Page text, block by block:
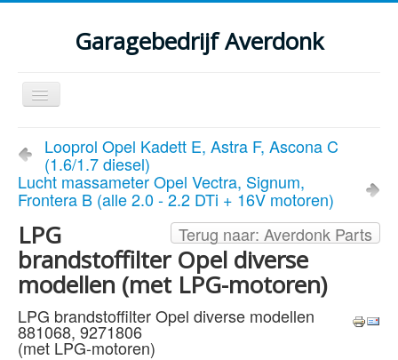
Garagebedrijf Averdonk
Schakelen
navigatie
Welkom
Klassiekers en restauratie verslagen
Diensten
Parts
Occasions
Kenteken gegevens opvragen
Contact
Looprol Opel Kadett E, Astra F, Ascona C
(1.6/1.7 diesel)
Lucht massameter Opel Vectra, Signum,
Frontera B (alle 2.0 - 2.2 DTi + 16V motoren)
Terug naar: Averdonk Parts
LPG
brandstoffilter Opel diverse
modellen (met LPG-motoren)
LPG brandstoffilter Opel diverse modellen
881068, 9271806
(met LPG-motoren)